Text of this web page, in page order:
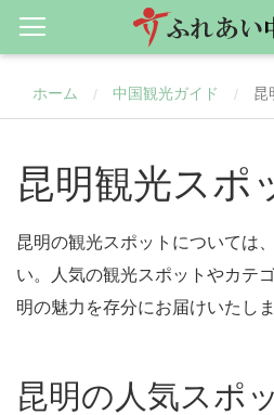
ホーム / 中国観光ガイド / 昆
昆明観光スポ
昆明の観光スポットについては
い。人気の観光スポットやカテ
明の魅力を存分にお届けいたしま
昆明の人気スポ